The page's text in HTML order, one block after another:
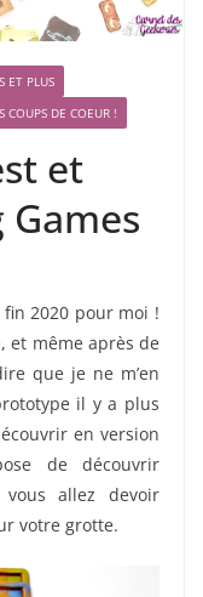
ET PLUS
COUPS DE COEUR !
et
Games
fin 2020 pour moi !
et même après de
que je ne m’en
il y a plus
en version
de découvrir
allez devoir
votre grotte.